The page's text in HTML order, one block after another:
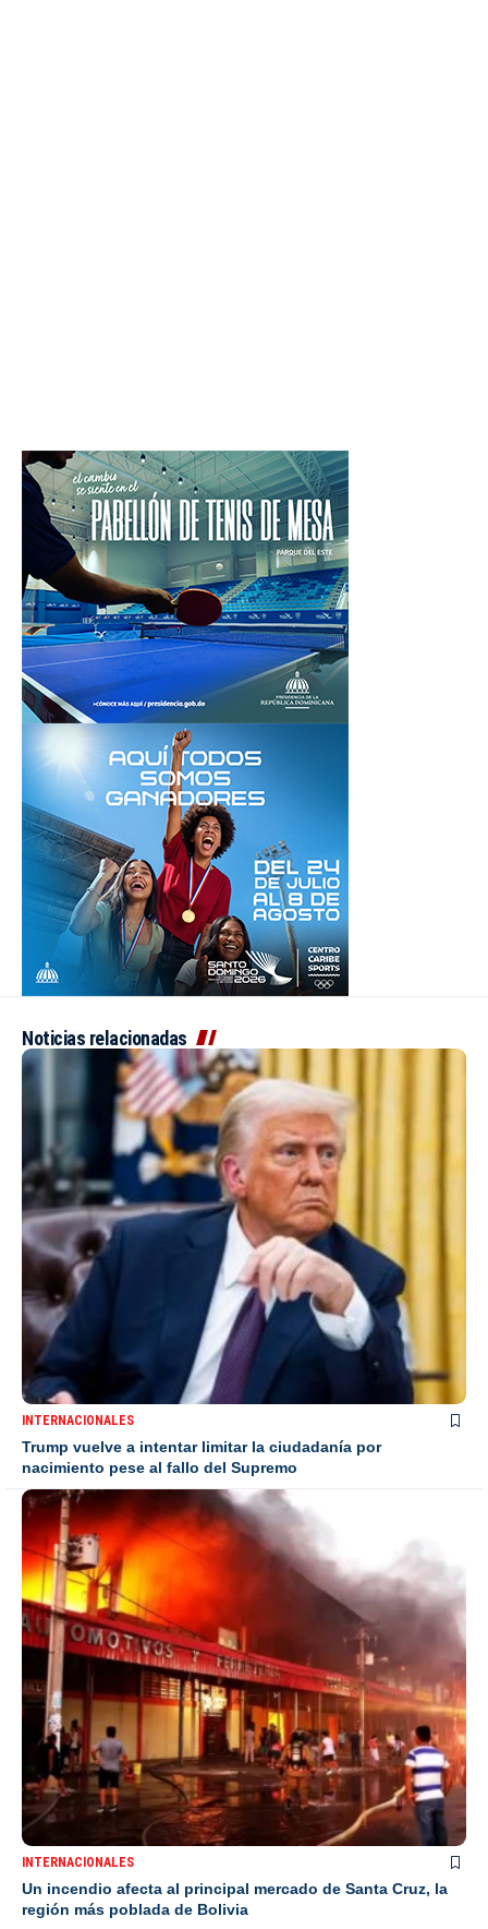
Noticias relacionadas
INTERNACIONALES
Trump vuelve a intentar limitar la ciudadanía por
nacimiento pese al fallo del Supremo
INTERNACIONALES
Un incendio afecta al principal mercado de Santa Cruz, la
región más poblada de Bolivia